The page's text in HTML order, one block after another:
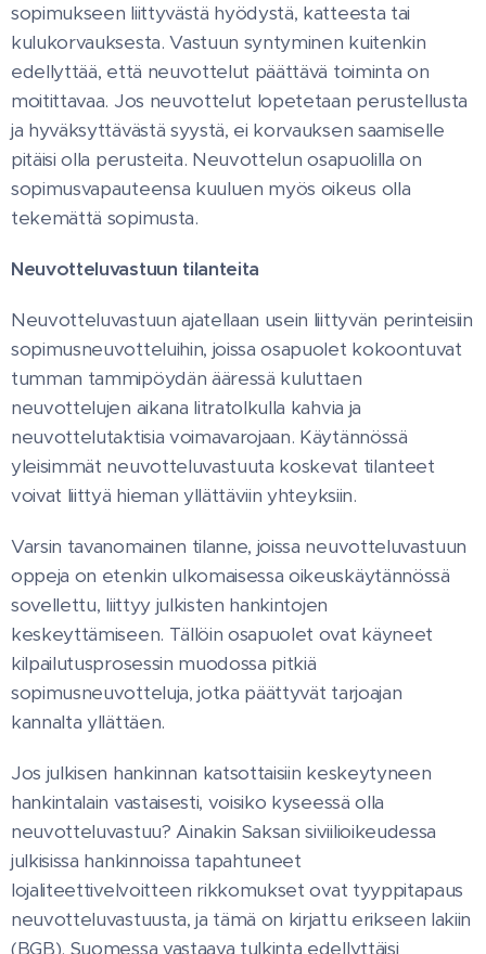
sopimukseen liittyvästä hyödystä, katteesta tai
kulukorvauksesta. Vastuun syntyminen kuitenkin
edellyttää, että neuvottelut päättävä toiminta on
moitittavaa. Jos neuvottelut lopetetaan perustellusta
ja hyväksyttävästä syystä, ei korvauksen saamiselle
pitäisi olla perusteita. Neuvottelun osapuolilla on
sopimusvapauteensa kuuluen myös oikeus olla
tekemättä sopimusta.
Neuvotteluvastuun tilanteita
Neuvotteluvastuun ajatellaan usein liittyvän perinteisiin
sopimusneuvotteluihin, joissa osapuolet kokoontuvat
tumman tammipöydän ääressä kuluttaen
neuvottelujen aikana litratolkulla kahvia ja
neuvottelutaktisia voimavarojaan. Käytännössä
yleisimmät neuvotteluvastuuta koskevat tilanteet
voivat liittyä hieman yllättäviin yhteyksiin.
Varsin tavanomainen tilanne, joissa neuvotteluvastuun
oppeja on etenkin ulkomaisessa oikeuskäytännössä
sovellettu, liittyy julkisten hankintojen
keskeyttämiseen. Tällöin osapuolet ovat käyneet
kilpailutusprosessin muodossa pitkiä
sopimusneuvotteluja, jotka päättyvät tarjoajan
kannalta yllättäen.
Jos julkisen hankinnan katsottaisiin keskeytyneen
hankintalain vastaisesti, voisiko kyseessä olla
neuvotteluvastuu? Ainakin Saksan siviilioikeudessa
julkisissa hankinnoissa tapahtuneet
lojaliteettivelvoitteen rikkomukset ovat tyyppitapaus
neuvotteluvastuusta, ja tämä on kirjattu erikseen lakiin
(BGB). Suomessa vastaava tulkinta edellyttäisi